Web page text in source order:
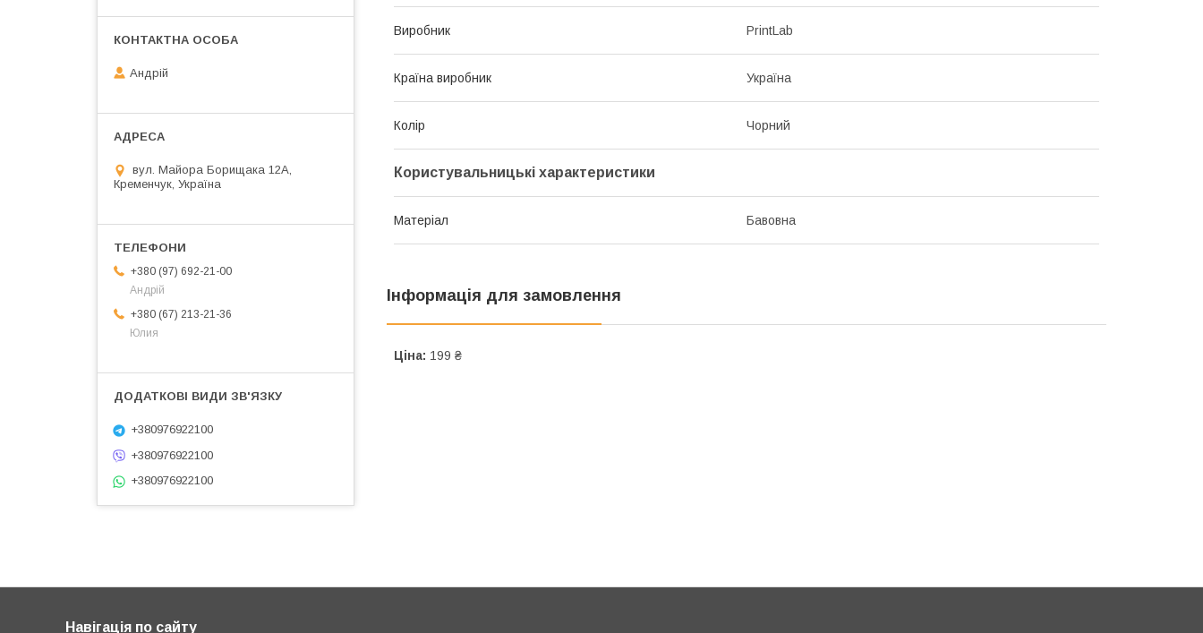
Виробник PrintLab
Країна виробник Україна
Колір Чорний
Користувальницькі характеристики
Матеріал Бавовна
Інформація для замовлення
Ціна: 199 ₴
Андрій
вул. Майора Борищака 12А,
Кременчук, Україна
+380 (97) 692-21-00
Андрій
+380 (67) 213-21-36
Юлия
+380976922100
+380976922100
+380976922100
Навігація по сайту